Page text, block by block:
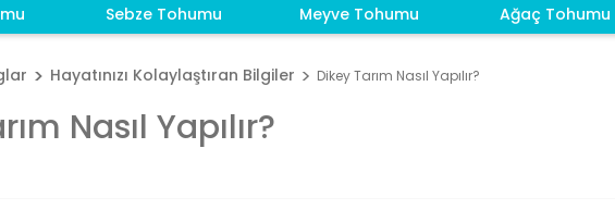
Sebze Tohumu Meyve Tohumu Ağaç Tohumu
Hayatınızı Kolaylaştıran Bilgiler Dikey Tarım Nasıl Yapılır?
Nasıl Yapılır?